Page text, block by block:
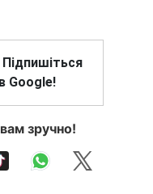
Google!
зручно!